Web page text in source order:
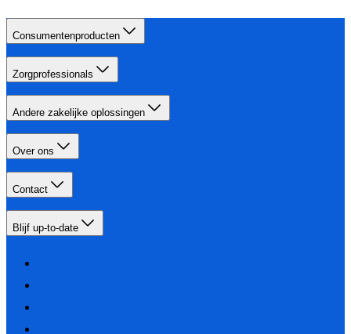
Consumentenproducten
Zorgprofessionals
Andere zakelijke oplossingen
Over ons
Contact
Blijf up-to-date